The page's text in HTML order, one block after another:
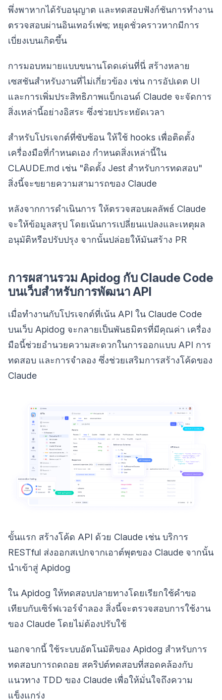
พึ่งพาหากได้รับอนุญาต และทดสอบฟังก์ชันการทำงาน
ตรวจสอบผ่านอินเทอร์เฟซ; หยุดชั่วคราวหากมีการ
เบี่ยงเบนเกิดขึ้น
การมอบหมายแบบขนานโดดเด่นที่นี่ สร้างหลาย
เซสชันสำหรับงานที่ไม่เกี่ยวข้อง เช่น การอัปเดต UI
และการเพิ่มประสิทธิภาพแบ็กเอนด์ Claude จะจัดการ
สิ่งเหล่านี้อย่างอิสระ ซึ่งช่วยประหยัดเวลา
สำหรับโปรเจกต์ที่ซับซ้อน ให้ใช้ hooks เพื่อติดตั้ง
เครื่องมือที่กำหนดเอง กำหนดสิ่งเหล่านี้ใน
CLAUDE.md เช่น "ติดตั้ง Jest สำหรับการทดสอบ"
สิ่งนี้จะขยายความสามารถของ Claude
หลังจากการดำเนินการ ให้ตรวจสอบผลลัพธ์ Claude
จะให้ข้อมูลสรุป โดยเน้นการเปลี่ยนแปลงและเหตุผล
อนุมัติหรือปรับปรุง จากนั้นปล่อยให้มันสร้าง PR
การผสานรวม Apidog กับ Claude Code
บนเว็บสำหรับการพัฒนา API
เมื่อทำงานกับโปรเจกต์ที่เน้น API ใน Claude Code
บนเว็บ Apidog จะกลายเป็นพันธมิตรที่มีคุณค่า เครื่อง
มือนี้ช่วยอำนวยความสะดวกในการออกแบบ API การ
ทดสอบ และการจำลอง ซึ่งช่วยเสริมการสร้างโค้ดของ
Claude
ขั้นแรก สร้างโค้ด API ด้วย Claude เช่น บริการ
RESTful ส่งออกสเปกจากเอาต์พุตของ Claude จากนั้น
นำเข้าสู่ Apidog
ใน Apidog ให้ทดสอบปลายทางโดยเรียกใช้คำขอ
เทียบกับเซิร์ฟเวอร์จำลอง สิ่งนี้จะตรวจสอบการใช้งาน
ของ Claude โดยไม่ต้องปรับใช้
นอกจากนี้ ใช้ระบบอัตโนมัติของ Apidog สำหรับการ
ทดสอบการถดถอย สคริปต์ทดสอบที่สอดคล้องกับ
แนวทาง TDD ของ Claude เพื่อให้มั่นใจถึงความ
แข็งแกร่ง